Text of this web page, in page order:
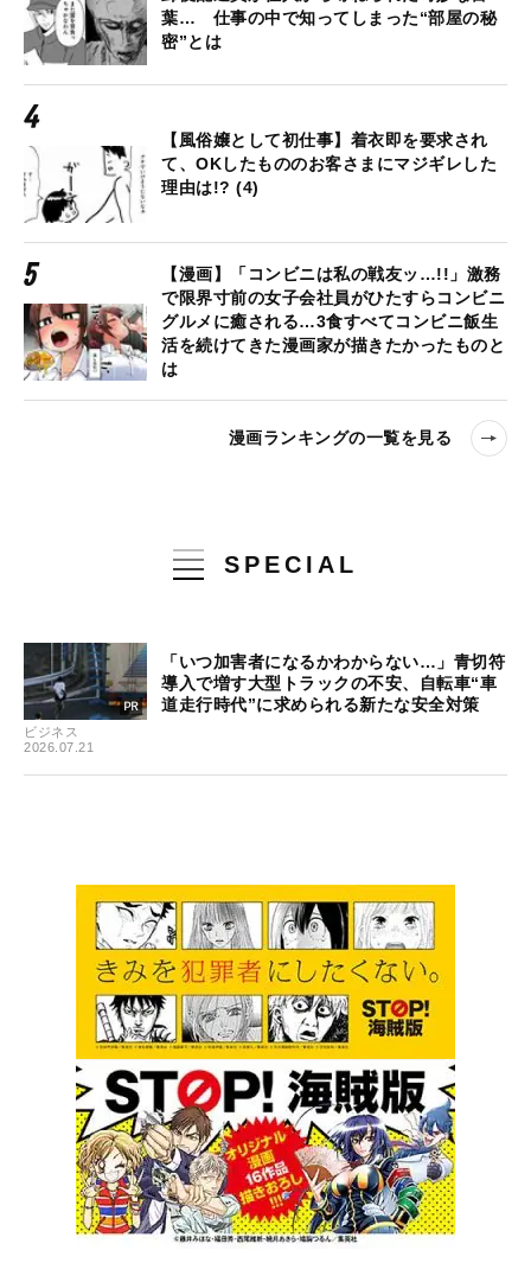
葉… 仕事の中で知ってしまった“部屋の秘
密”とは
【風俗嬢として初仕事】着衣即を要求され
て、OKしたもののお客さまにマジギレした
理由は!? (4)
【漫画】「コンビニは私の戦友ッ…!!」激務
で限界寸前の女子会社員がひたすらコンビニ
グルメに癒される…3食すべてコンビニ飯生
活を続けてきた漫画家が描きたかったものと
は
漫画ランキングの一覧を見る
SPECIAL
ビジネス
2026.07.21
「いつ加害者になるかわからない…」青切符
導入で増す大型トラックの不安、自転車“車
道走行時代”に求められる新たな安全対策